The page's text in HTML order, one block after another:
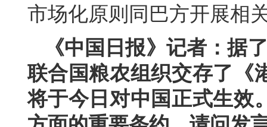
市场化原则同巴方开展相
《中国日报》记者：据
联合国粮农组织交存了《
将于今日对中国正式生效